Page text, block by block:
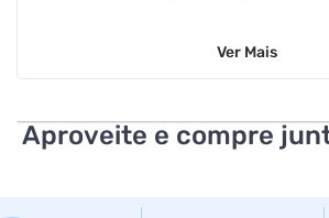
dimensao do produto (a / p / l) : 15.0mm /
ean : 6930444801021
Ver Mais
Aproveite e compre